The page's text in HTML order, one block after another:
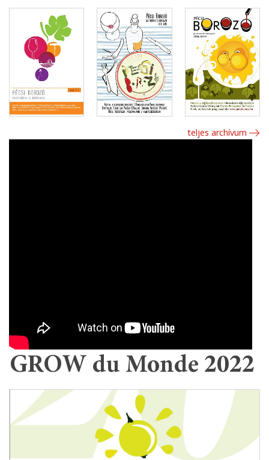
teljes archívum
GROW du Monde 2022